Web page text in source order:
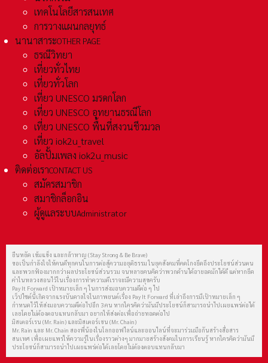
เทคโนโลยีสารสนเทศ
การวางแผนกลยุทธ์
นานาสาระOTHER PAGE
ธรณีวิทยา
เที่ยวทั่วไทย
เที่ยวทั่วโลก
เที่ยว UNESCO มรดกโลก
เที่ยว UNESCO อุทยานธรณีโลก
เที่ยว UNESCO พื้นที่สงวนชีวมวล
เที่ยว iok2u_travel
อัลปั้มเพลง iok2u_music
ติดต่อเราCONTACT US
สมัครสมาชิก
สมาชิกล็อกอิน
ผู้ดูแลระบบAdministrator
ยืนหยัด เข้มแข็ง และกล้าหาญ (Stay Strong & Be Brave)
ขอเป็นกำลังใจให้คนดีทุกคนในการต่อสู้ความอยุติธรรม ในยุคสังคมที่คดโกงยึดถึงประโยชน์ส่วนตน
และพวกฟ้องมากกว่าผลประโยชน์ส่วนรวม จนหลายคนคิดว่าพวกด้านได้อายอดมักได้ดี แต่หากยึด
คำในหลวงสอนไว้ในเรื่องการทำความดีเราจะมีความสุขครับ
Pay It Forward เป้าหมายเล็ก ๆ ในการส่งมอบความดีต่อ ๆ ไป
เว็ปไซต์นี้เกิดจากแรงบันดาลใจในภาพยนต์เรื่อง Pay It Forward ที่เล่าถึงการมีเป้าหมายเล็ก ๆ
กำหนดไว้ให้ส่งมอบความดีต่อไปอีก 3 คน หากใครคิดว่ามันมีประโยชน์ก็สามารถนำไปเผยแพร่ต่อได้
เลยโดยไม่ต้องตอบแทนกลับมา อยากให้ส่งต่อเพื่อถ่ายทอดต่อไป
มิสเตอร์เรน (Mr. Rain) และมิสเตอร์เชน (Mr. Chain)
Mr. Rain และ Mr. Chain สองพี่น้องในโลกออฟไลน์และออนไลน์ที่จะมาร่วมมือกันสร้างสื่อสาร
สนเทศ เพื่อเผยแพร่ให้ความรู้ในเรื่องราวต่างๆ มากมายสร้างสังคมในการเรียนรู้ หากใครคิดว่ามันมี
ประโยชน์ก็สามารถนำไปเผยแพร่ต่อได้เลยโดยไม่ต้องตอบแทนกลับมา